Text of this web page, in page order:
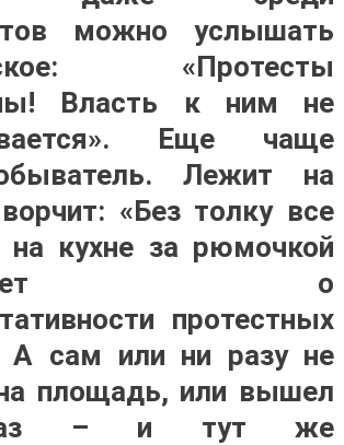
можно услышать
«Протесты
Власть к ним не
Еще чаще
Лежит на
«Без толку все
на кухне за рюмочкой
о
протестных
А сам или ни разу не
площадь, или вышел
– и тут же